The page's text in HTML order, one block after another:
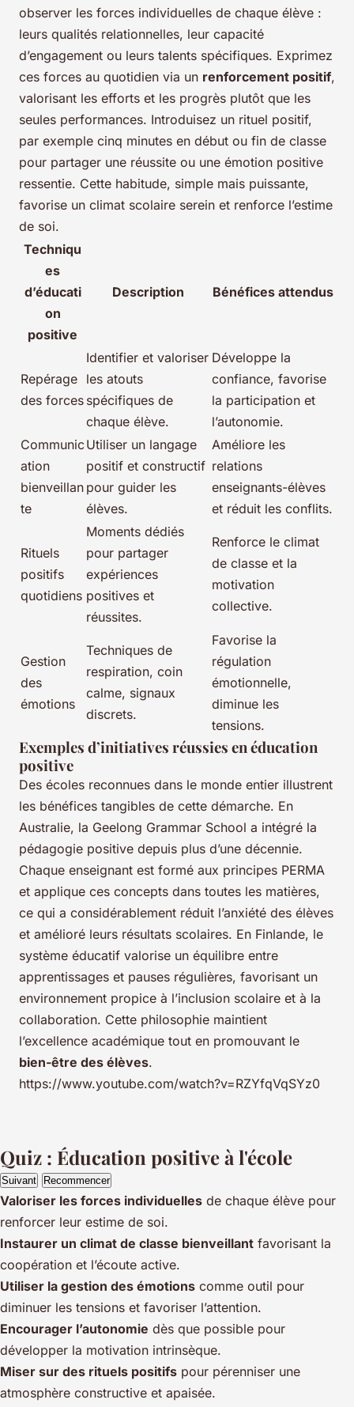
observer les forces individuelles de chaque élève :
leurs qualités relationnelles, leur capacité
d’engagement ou leurs talents spécifiques. Exprimez
ces forces au quotidien via un renforcement positif,
valorisant les efforts et les progrès plutôt que les
seules performances. Introduisez un rituel positif,
par exemple cinq minutes en début ou fin de classe
pour partager une réussite ou une émotion positive
ressentie. Cette habitude, simple mais puissante,
favorise un climat scolaire serein et renforce l’estime
de soi.
Techniqu
es
d’éducati
on
positive
Description Bénéfices attendus
Repérage
des forces
Identifier et valoriser
les atouts
spécifiques de
chaque élève.
Développe la
confiance, favorise
la participation et
l’autonomie.
Communic
ation
bienveillan
te
Utiliser un langage
positif et constructif
pour guider les
élèves.
Améliore les
relations
enseignants-élèves
et réduit les conflits.
Rituels
positifs
quotidiens
Moments dédiés
pour partager
expériences
positives et
réussites.
Renforce le climat
de classe et la
motivation
collective.
Gestion
des
émotions
Techniques de
respiration, coin
calme, signaux
discrets.
Favorise la
régulation
émotionnelle,
diminue les
tensions.
Exemples d’initiatives réussies en éducation
positive
Des écoles reconnues dans le monde entier illustrent
les bénéfices tangibles de cette démarche. En
Australie, la Geelong Grammar School a intégré la
pédagogie positive depuis plus d’une décennie.
Chaque enseignant est formé aux principes PERMA
et applique ces concepts dans toutes les matières,
ce qui a considérablement réduit l’anxiété des élèves
et amélioré leurs résultats scolaires. En Finlande, le
système éducatif valorise un équilibre entre
apprentissages et pauses régulières, favorisant un
environnement propice à l’inclusion scolaire et à la
collaboration. Cette philosophie maintient
l’excellence académique tout en promouvant le
bien-être des élèves.
https://www.youtube.com/watch?v=RZYfqVqSYz0
Quiz : Éducation positive à l'école
Suivant Recommencer
Valoriser les forces individuelles de chaque élève pour
renforcer leur estime de soi.
Instaurer un climat de classe bienveillant favorisant la
coopération et l’écoute active.
Utiliser la gestion des émotions comme outil pour
diminuer les tensions et favoriser l’attention.
Encourager l’autonomie dès que possible pour
développer la motivation intrinsèque.
Miser sur des rituels positifs pour pérenniser une
atmosphère constructive et apaisée.